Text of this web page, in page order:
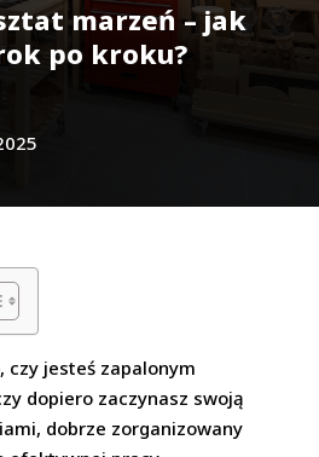
marzeń – jak
po kroku?
czy jesteś zapalonym
dopiero zaczynasz swoją
dobrze zorganizowany